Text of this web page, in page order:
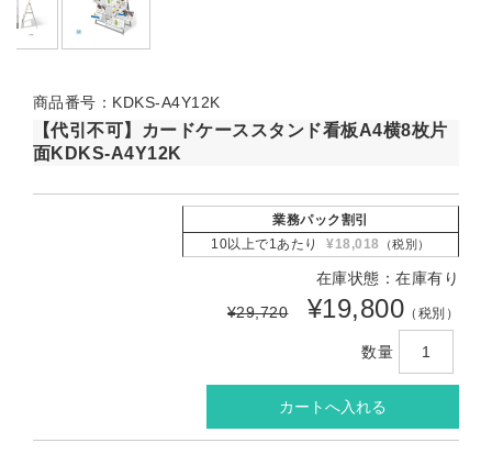
商品番号：KDKS-A4Y12K
【代引不可】カードケーススタンド看板A4横8枚片
面KDKS-A4Y12K
業務パック割引
10以上で1あたり
¥18,018 （税別）
在庫状態：在庫有り
¥29,720
¥19,800 （税別）
数量